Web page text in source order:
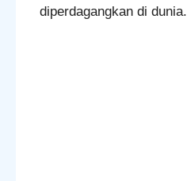
diperdagangkan di dunia.